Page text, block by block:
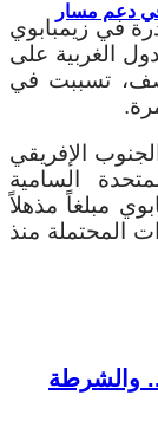
في دعم مسار
في زيمبابوي
الغربية على
تسببت في
الإفريقي
السامية
مبلغاً مذهلاً
المحتملة منذ
والشرطة